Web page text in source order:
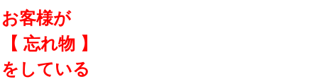
お客様が
【 忘れ物 】
をしている